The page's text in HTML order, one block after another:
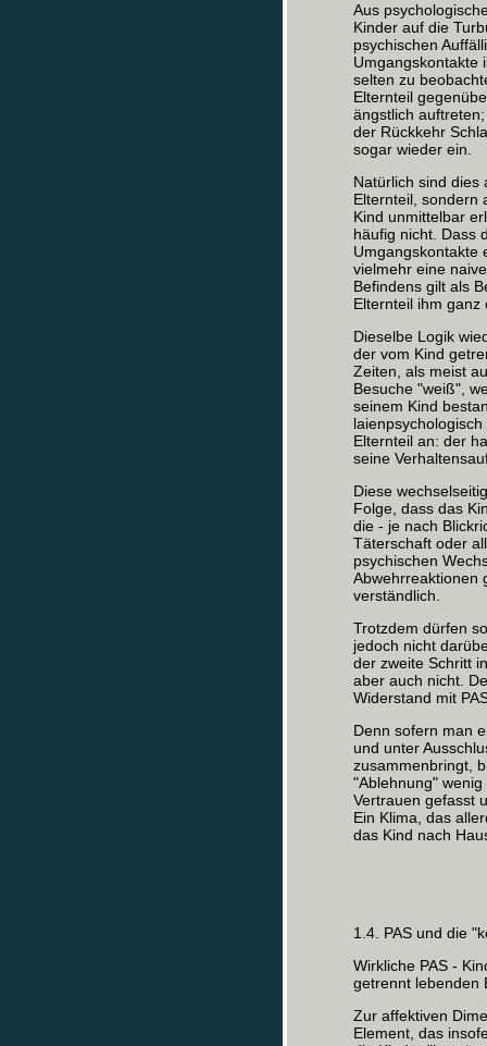
Aus
Kinder auf die
psychischen
Umgangskontakte
selten zu
Elternteil
ängstlich
der Rückkehr
sogar wieder ein.
Natürlich sind dies
Elternteil, sondern
Kind unmittelbar
häufig nicht. Dass
Umgangskontakte
vielmehr eine
Befindens gilt als
Elternteil ihm ganz
Dieselbe Logik
der vom Kind
Zeiten, als meist
Besuche "weiß",
seinem Kind
Elternteil an: der
seine
Diese
Folge, dass das
die - je nach
Täterschaft oder
psychischen
Abwehrreaktionen
verständlich.
Trotzdem dürfen
jedoch nicht
der zweite Schritt
aber auch nicht.
Widerstand mit
Denn sofern man
und unter
zusammenbringt,
"Ablehnung"
Vertrauen gefasst
Ein Klima, das
das Kind nach
1.4. PAS und die
Wirkliche PAS -
getrennt lebenden
Zur affektiven
Element, das